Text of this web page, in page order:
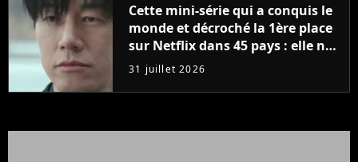
Cette mini-série qui a conquis le
monde et décroché la 1ère place
sur Netflix dans 45 pays : elle ne
compte que 10 épisodes et c'est
un phénomène mondial
31 juillet 2026